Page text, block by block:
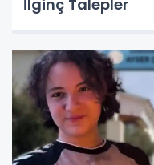
İlginç Talepler